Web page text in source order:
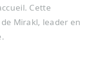
Cette
Mirakl, leader en